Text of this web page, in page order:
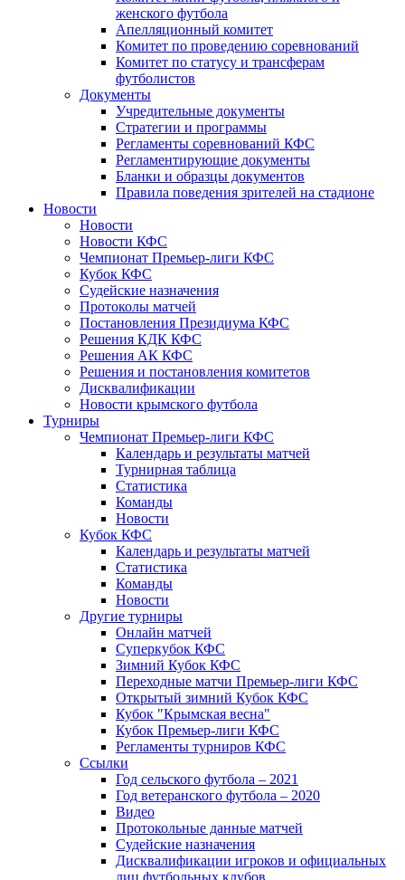
женского футбола
Апелляционный комитет
Комитет по проведению соревнований
Комитет по статусу и трансферам
футболистов
Документы
Учредительные документы
Стратегии и программы
Регламенты соревнований КФС
Регламентирующие документы
Бланки и образцы документов
Правила поведения зрителей на стадионе
Новости
Новости
Новости КФС
Чемпионат Премьер-лиги КФС
Кубок КФС
Судейские назначения
Протоколы матчей
Постановления Президиума КФС
Решения КДК КФС
Решения АК КФС
Решения и постановления комитетов
Дисквалификации
Новости крымского футбола
Турниры
Чемпионат Премьер-лиги КФС
Календарь и результаты матчей
Турнирная таблица
Статистика
Команды
Новости
Кубок КФС
Календарь и результаты матчей
Статистика
Команды
Новости
Другие турниры
Онлайн матчей
Суперкубок КФС
Зимний Кубок КФС
Переходные матчи Премьер-лиги КФС
Открытый зимний Кубок КФС
Кубок "Крымская весна"
Кубок Премьер-лиги КФС
Регламенты турниров КФС
Ссылки
Год сельского футбола – 2021
Год ветеранского футбола – 2020
Видео
Протокольные данные матчей
Судейские назначения
Дисквалификации игроков и официальных
лиц футбольных клубов